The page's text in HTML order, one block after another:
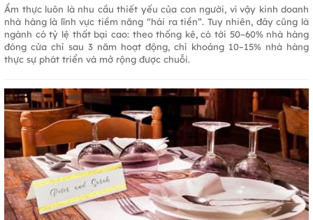
Ẩm thực luôn là nhu cầu thiết yếu của con người, vì vậy kinh doanh
nhà hàng là lĩnh vực tiềm năng “hái ra tiền”. Tuy nhiên, đây cũng là
ngành có tỷ lệ thất bại cao: theo thống kê, có tới 50–60% nhà hàng
đóng cửa chỉ sau 3 năm hoạt động, chỉ khoảng 10–15% nhà hàng
thực sự phát triển và mở rộng được chuỗi.